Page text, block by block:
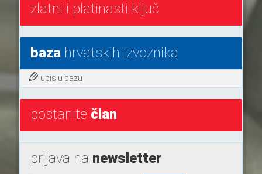
zlatni i platinasti ključ
bazahrvatskih izvoznika
upis u bazu
postanite član
prijava na newsletter